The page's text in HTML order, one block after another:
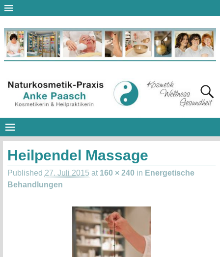
Heilpendel Massage
Published 27. Juli 2015 at 160 × 240in Energetische
Behandlungen